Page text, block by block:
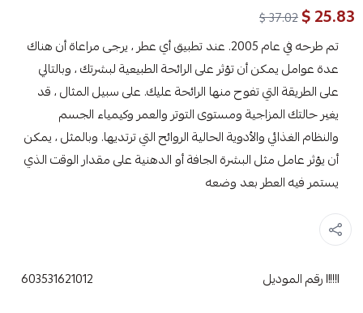
25.83 $
37.02 $
تم طرحه في عام 2005. عند تطبيق أي عطر ، يرجى مراعاة أن هناك
عدة عوامل يمكن أن تؤثر على الرائحة الطبيعية لبشرتك ، وبالتالي
على الطريقة التي تفوح منها الرائحة عليك. على سبيل المثال ، قد
يغير حالتك المزاجية ومستوى التوتر والعمر وكيمياء الجسم
والنظام الغذائي والأدوية الحالية الروائح التي ترتديها. وبالمثل ، يمكن
أن يؤثر عامل مثل البشرة الجافة أو الدهنية على مقدار الوقت الذي
يستمر فيه العطر بعد وضعه
رقم الموديل 603531621012